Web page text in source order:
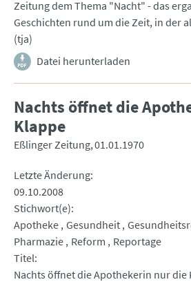
Zeitung dem Thema "Nacht" - das
Geschichten rund um die Zeit, in der
(tja)
Datei herunterladen
Nachts öffnet die
Klappe
Eßlinger Zeitung 01.01.1970
Letzte Änderung
09.10.2008
Stichwort(e)
Apotheke Gesundheit
Pharmazie Reform
Reportage
Titel
Nachts öffnet die Apothekerin nur die